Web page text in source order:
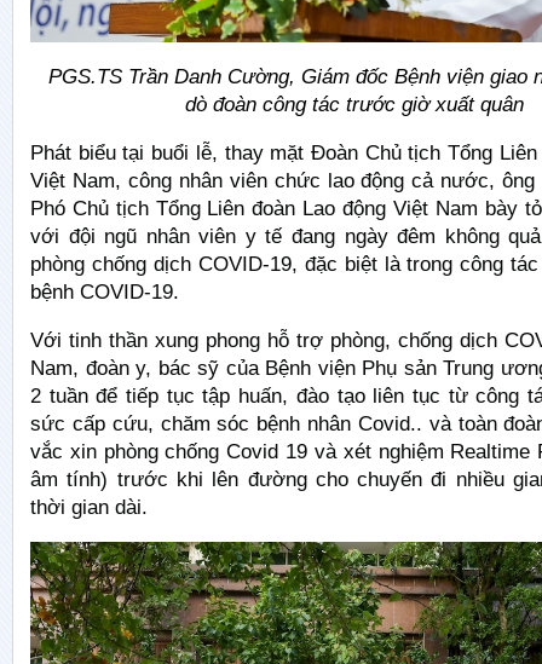
PGS.TS Trần Danh Cường, Giám đốc Bệnh viện giao
dò đoàn công tác trước giờ xuất quân
Phát biểu tại buổi lễ, thay mặt Đoàn Chủ tịch Tổng Liên
Việt Nam, công nhân viên chức lao động cả nước, ông
Phó Chủ tịch Tổng Liên đoàn Lao động Việt Nam bày
với đội ngũ nhân viên y tế đang ngày đêm không
phòng chống dịch COVID-19, đặc biệt là trong công
bệnh COVID-19.
Với tinh thần xung phong hỗ trợ phòng, chống dịch
Nam, đoàn y, bác sỹ của Bệnh viện Phụ sản Trung
2 tuần để tiếp tục tập huấn, đào tạo liên tục từ công
sức cấp cứu, chăm sóc bệnh nhân Covid.. và toàn
vắc xin phòng chống Covid 19 và xét nghiệm Realtime
âm tính) trước khi lên đường cho chuyến đi nhiều
thời gian dài.